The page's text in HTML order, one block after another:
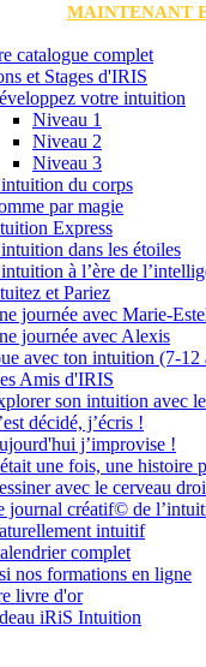
MAINTENANT
catalogue complet
et Stages d'IRIS
votre intuition
Niveau 1
Niveau 2
Niveau 3
du corps
par magie
Express
dans les étoiles
à l’ère de
et Pariez
journée avec Marie-
journée avec Alexis
avec ton intuition (7-12
Amis d'IRIS
son intuition avec
décidé, j’écris !
j’improvise !
une fois, une histoire
avec le cerveau
journal créatif© de
intuitif
complet
nos formations en ligne
livre d'or
iRiS Intuition